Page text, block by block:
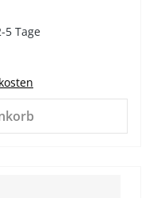
5 Tage